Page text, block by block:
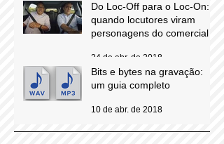
locutores comerciais
12 de jun. de 2018
quando locutores viram
personagens do comercial
Bits e bytes na gravação: